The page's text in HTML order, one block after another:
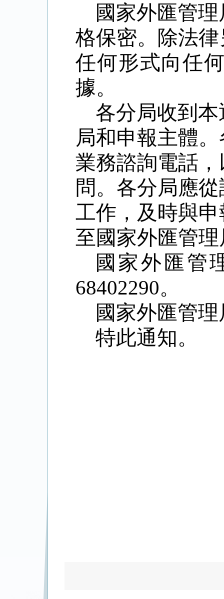
國家外匯管
格保密。除法
任何形式向任
據。
各分局收到
局和申報主體
業務諮詢電話
問。各分局應
工作，及時與
至國家外匯管
國家外匯管
68402290。
國家外匯管
特此通知。